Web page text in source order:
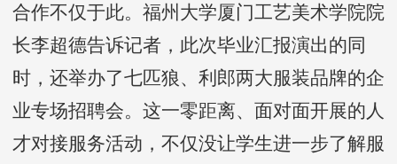
合作不仅于此。福州大学厦门工艺美术学院院
长李超德告诉记者，此次毕业汇报演出的同
时，还举办了七匹狼、利郎两大服装品牌的企
业专场招聘会。这一零距离、面对面开展的人
才对接服务活动，不仅没让学生进一步了解服